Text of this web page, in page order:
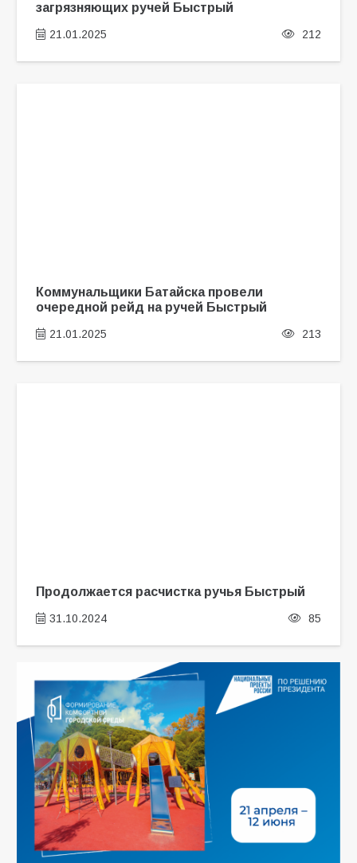
загрязняющих ручей Быстрый
21.01.2025 212
Коммунальщики Батайска провели
очередной рейд на ручей Быстрый
21.01.2025 213
Продолжается расчистка ручья Быстрый
31.10.2024 85